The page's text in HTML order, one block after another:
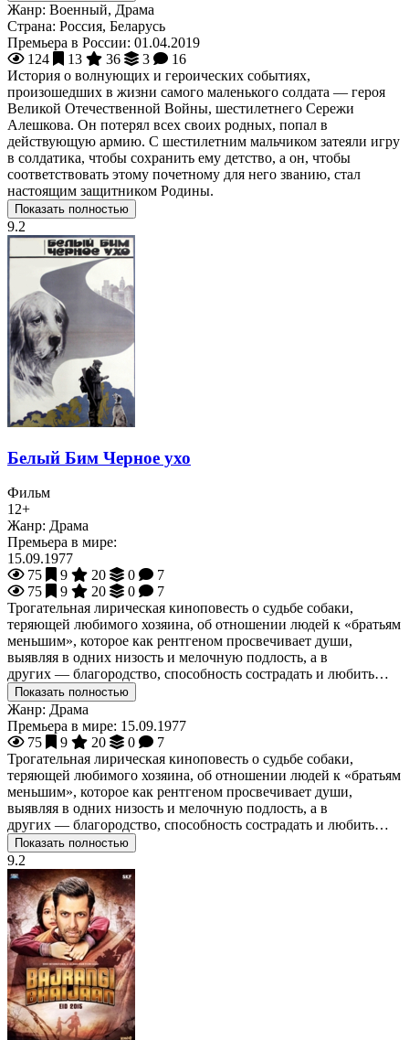
Жанр: Военный, Драма
Страна: Россия, Беларусь
Премьера в России: 01.04.2019
124
13 36 3
16
История о волнующих и героических событиях,
произошедших в жизни самого маленького солдата — героя
Великой Отечественной Войны, шестилетнего Сережи
Алешкова. Он потерял всех своих родных, попал в
действующую армию. С шестилетним мальчиком затеяли игру
в солдатика, чтобы сохранить ему детство, а он, чтобы
соответствовать этому почетному для него званию, стал
настоящим защитником Родины.
Показать полностью
9.2
Белый Бим Черное ухо
Фильм
12+
Жанр: Драма
Премьера в мире:
15.09.1977
75
9 20 0
7
75
9 20 0
7
Трогательная лирическая киноповесть о судьбе собаки,
теряющей любимого хозяина, об отношении людей к «братьям
меньшим», которое как рентгеном просвечивает души,
выявляя в одних низость и мелочную подлость, а в
других — благородство, способность сострадать и любить…
Показать полностью
Жанр: Драма
Премьера в мире: 15.09.1977
75
9 20 0
7
Трогательная лирическая киноповесть о судьбе собаки,
теряющей любимого хозяина, об отношении людей к «братьям
меньшим», которое как рентгеном просвечивает души,
выявляя в одних низость и мелочную подлость, а в
других — благородство, способность сострадать и любить…
Показать полностью
9.2